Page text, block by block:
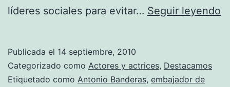
líderes sociales para evitar… Seguir leyendo
Publicada el 14 septiembre, 2010
Categorizado como Actores y actrices, Destacamos
Etiquetado como Antonio Banderas, embajador de